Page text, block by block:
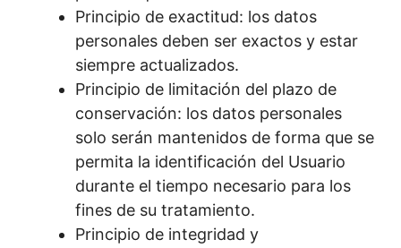
Principio de exactitud: los datos
personales deben ser exactos y estar
siempre actualizados.
Principio de limitación del plazo de
conservación: los datos personales
solo serán mantenidos de forma que se
permita la identificación del Usuario
durante el tiempo necesario para los
fines de su tratamiento.
Principio de integridad y